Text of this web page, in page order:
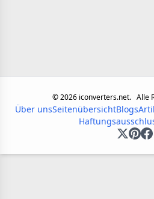
©2026iconverters.net. Alle
Über unsSeitenübersichtBlogs